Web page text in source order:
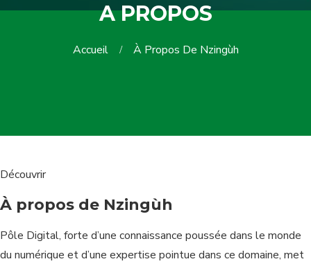
A PROPOS
Accueil À Propos De Nzingùh
Découvrir
À propos de Nzingùh
Pôle Digital, forte d’une connaissance poussée dans le monde
du numérique et d’une expertise pointue dans ce domaine, met